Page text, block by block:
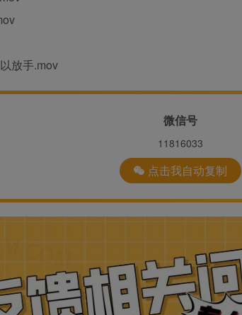
放手.mov
微信号
11816033
点击我自动复制